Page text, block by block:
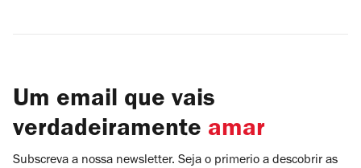
Um email que vais
verdadeiramente amar
Subscreva a nossa newsletter. Seja o primerio a descobrir as